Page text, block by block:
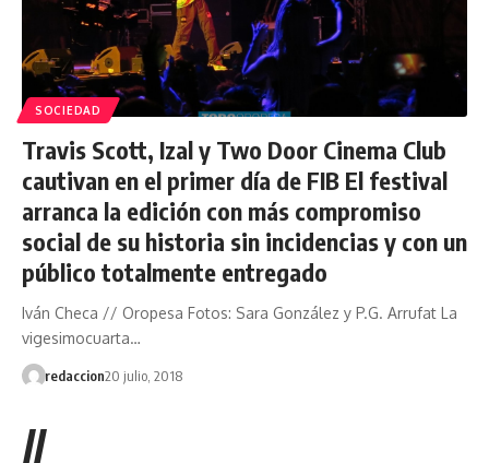
SOCIEDAD
Travis Scott, Izal y Two Door Cinema Club
cautivan en el primer día de FIB El festival
arranca la edición con más compromiso
social de su historia sin incidencias y con un
público totalmente entregado
Iván Checa // Oropesa Fotos: Sara González y P.G. Arrufat La
vigesimocuarta…
redaccion20 julio, 2018
//